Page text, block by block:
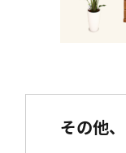
その他